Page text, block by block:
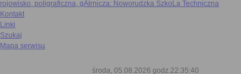
Kontakt
Linki
Szukaj
Mapa serwisu
środa, 05.08.2026 godz.22:35:41